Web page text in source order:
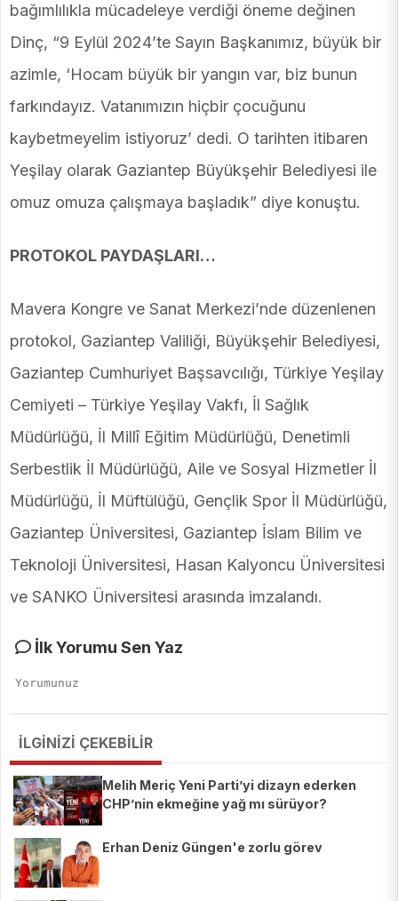
bağımlılıkla mücadeleye verdiği öneme değinen
Dinç, “9 Eylül 2024’te Sayın Başkanımız, büyük bir
azimle, ‘Hocam büyük bir yangın var, biz bunun
farkındayız. Vatanımızın hiçbir çocuğunu
kaybetmeyelim istiyoruz’ dedi. O tarihten itibaren
Yeşilay olarak Gaziantep Büyükşehir Belediyesi ile
omuz omuza çalışmaya başladık” diye konuştu.
PROTOKOL PAYDAŞLARI…
Mavera Kongre ve Sanat Merkezi’nde düzenlenen
protokol, Gaziantep Valiliği, Büyükşehir Belediyesi,
Gaziantep Cumhuriyet Başsavcılığı, Türkiye Yeşilay
Cemiyeti – Türkiye Yeşilay Vakfı, İl Sağlık
Müdürlüğü, İl Millî Eğitim Müdürlüğü, Denetimli
Serbestlik İl Müdürlüğü, Aile ve Sosyal Hizmetler İl
Müdürlüğü, İl Müftülüğü, Gençlik Spor İl Müdürlüğü,
Gaziantep Üniversitesi, Gaziantep İslam Bilim ve
Teknoloji Üniversitesi, Hasan Kalyoncu Üniversitesi
ve SANKO Üniversitesi arasında imzalandı.
İlk Yorumu Sen Yaz
İLGİNİZİ ÇEKEBİLİR
Melih Meriç Yeni Parti’yi dizayn ederken
CHP’nin ekmeğine yağ mı sürüyor?
Erhan Deniz Güngen'e zorlu görev